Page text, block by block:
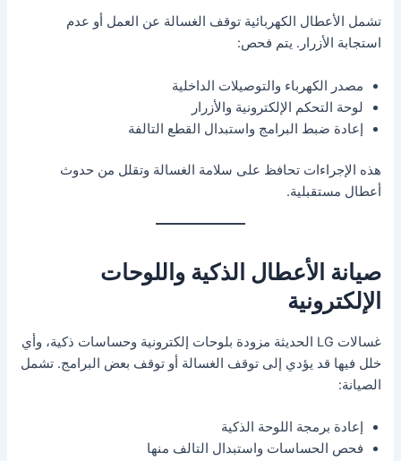
تشمل الأعطال الكهربائية توقف الغسالة عن العمل أو عدم
استجابة الأزرار. يتم فحص:
مصدر الكهرباء والتوصيلات الداخلية
لوحة التحكم الإلكترونية والأزرار
إعادة ضبط البرامج واستبدال القطع التالفة
هذه الإجراءات تحافظ على سلامة الغسالة وتقلل من حدوث
أعطال مستقبلية.
صيانة الأعطال الذكية واللوحات
الإلكترونية
غسالات LG الحديثة مزودة بلوحات إلكترونية وحساسات ذكية، وأي
خلل فيها قد يؤدي إلى توقف الغسالة أو توقف بعض البرامج. تشمل
الصيانة:
إعادة برمجة اللوحة الذكية
فحص الحساسات واستبدال التالف منها